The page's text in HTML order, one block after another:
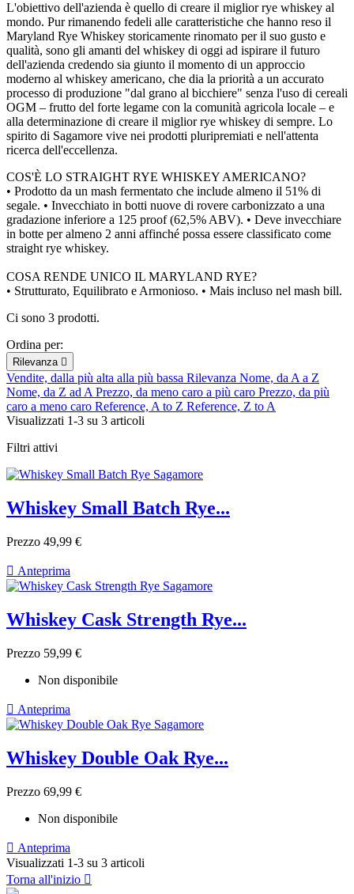
L'obiettivo dell'azienda è quello di creare il miglior rye whiskey al
mondo. Pur rimanendo fedeli alle caratteristiche che hanno reso il
Maryland Rye Whiskey storicamente rinomato per il suo gusto e
qualità, sono gli amanti del whiskey di oggi ad ispirare il futuro
dell'azienda credendo sia giunto il momento di un approccio
moderno al whiskey americano, che dia la priorità a un accurato
processo di produzione "dal grano al bicchiere" senza l'uso di cereali
OGM – frutto del forte legame con la comunità agricola locale – e
alla determinazione di creare il miglior rye whiskey di sempre. Lo
spirito di Sagamore vive nei prodotti pluripremiati e nell'attenta
ricerca dell'eccellenza.
COS'È LO STRAIGHT RYE WHISKEY AMERICANO?
• Prodotto da un mash fermentato che include almeno il 51% di
segale. • Invecchiato in botti nuove di rovere carbonizzato a una
gradazione inferiore a 125 proof (62,5% ABV). • Deve invecchiare
in botte per almeno 2 anni affinché possa essere classificato come
straight rye whiskey.
COSA RENDE UNICO IL MARYLAND RYE?
• Strutturato, Equilibrato e Armonioso. • Mais incluso nel mash bill.
Ci sono 3 prodotti.
Ordina per:
Rilevanza 
Vendite, dalla più alta alla più bassa Rilevanza Nome, da A a Z
Nome, da Z ad APrezzo, da meno caro a più caro Prezzo, da più
caro a meno caro Reference, A to Z Reference, Z to A
Visualizzati 1-3 su 3 articoli
Filtri attivi
Whiskey Small Batch Rye...
Prezzo 49,99 €
 Anteprima
Whiskey Cask Strength Rye...
Prezzo 59,99 €
Non disponibile
 Anteprima
Whiskey Double Oak Rye...
Prezzo 69,99 €
Non disponibile
 Anteprima
Visualizzati 1-3 su 3 articoli
Torna all'inizio 